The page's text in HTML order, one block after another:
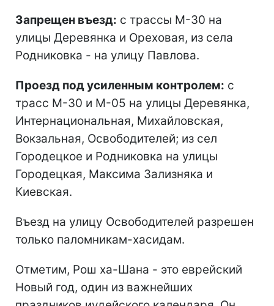
Запрещен въезд: с трассы М-30 на
улицы Деревянка и Ореховая, из села
Родниковка - на улицу Павлова.
Проезд под усиленным контролем: с
трасс М-30 и М-05 на улицы Деревянка,
Интернациональная, Михайловская,
Вокзальная, Освободителей; из сел
Городецкое и Родниковка на улицы
Городецкая, Максима Зализняка и
Киевская.
Въезд на улицу Освободителей разрешен
только паломникам-хасидам.
Отметим, Рош ха-Шана - это еврейский
Новый год, один из важнейших